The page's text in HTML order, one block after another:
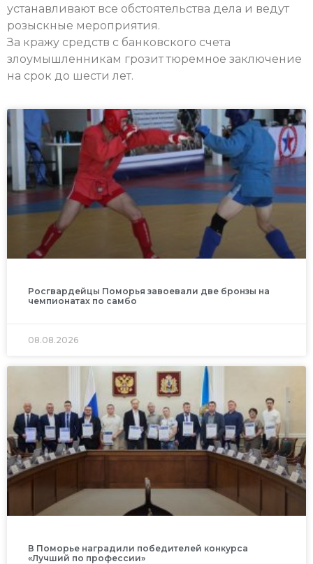
устанавливают все обстоятельства дела и ведут
розыскные мероприятия.
За кражу средств с банковского счета
злоумышленникам грозит тюремное заключение
на срок до шести лет.
Росгвардейцы Поморья завоевали две бронзы на
чемпионатах по самбо
08.08.2026
В Поморье наградили победителей конкурса
«Лучший по профессии»